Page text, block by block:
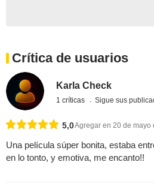
Crítica de usuarios
Karla Check
1 críticas Sigue sus
5,0Agregar en 20 de mayo
Una película súper bonita, estaba
en lo tonto, y emotiva, me encanto!!